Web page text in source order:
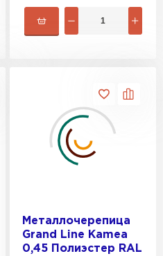
Металлочерепица
Grand Line Kamea
0,45 Полиэстер RAL